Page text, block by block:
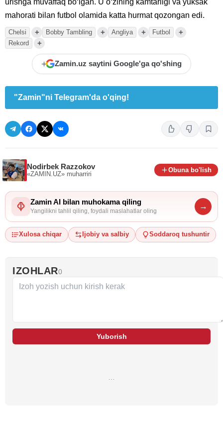
mahorati bilan futbol olamida katta hurmat qozongan edi.
Chelsi + Bobby Tambling + Angliya + Futbol +
Rekord +
+ Zamin.uz saytini Google'ga qo'shing
"Zamin"ni Telegram'da o'qing!
Nodirbek Razzokov
«ZAMIN.UZ» muharriri
Obuna bo'lish
Zamin AI bilan muhokama qiling
Yangilikni tahlil qiling, foydali maslahatlar oling
→
Xulosa chiqar Ijobiy va salbiy Soddaroq tushuntir
IZOHLAR0
Yuborish